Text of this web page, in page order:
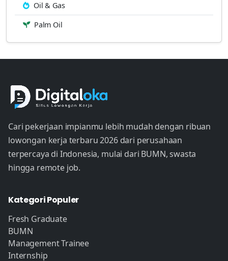
Oil & Gas
Palm Oil
Cari pekerjaan impianmu lebih mudah dengan ribuan
lowongan kerja terbaru 2026 dari perusahaan
terpercaya di Indonesia, mulai dari BUMN, swasta
hingga remote job.
Kategori Populer
Fresh Graduate
BUMN
Management Trainee
Internship